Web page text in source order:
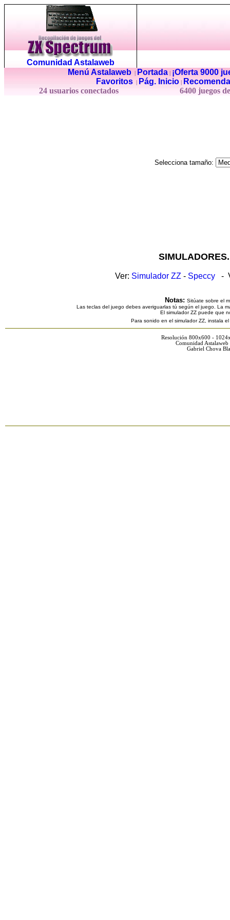
Comunidad Astalaweb
Menú Astalaweb| Portada|
¡Oferta 9000
Favoritos
Pág. Inicio
24 usuarios conectados
6400 juegos
Selecciona tamaño:
Ver: Simulador ZZ - Speccy -
Notas: Sitúate sobre el
Las teclas del juego debes averiguarlas tú según el juego. La
El simulador ZZ puede que
Para sonido en el simulador ZZ, instala
Resolución 800x600 -
Comunidad
Gabriel Chova